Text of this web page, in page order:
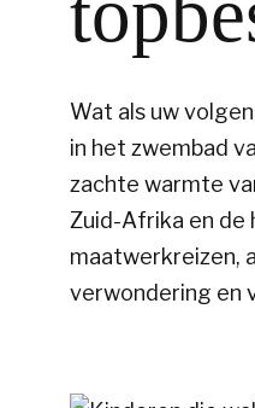
Wat als uw
in het zwembad
zachte warmte
Zuid-Afrika en de
maatwerkreizen,
verwondering en